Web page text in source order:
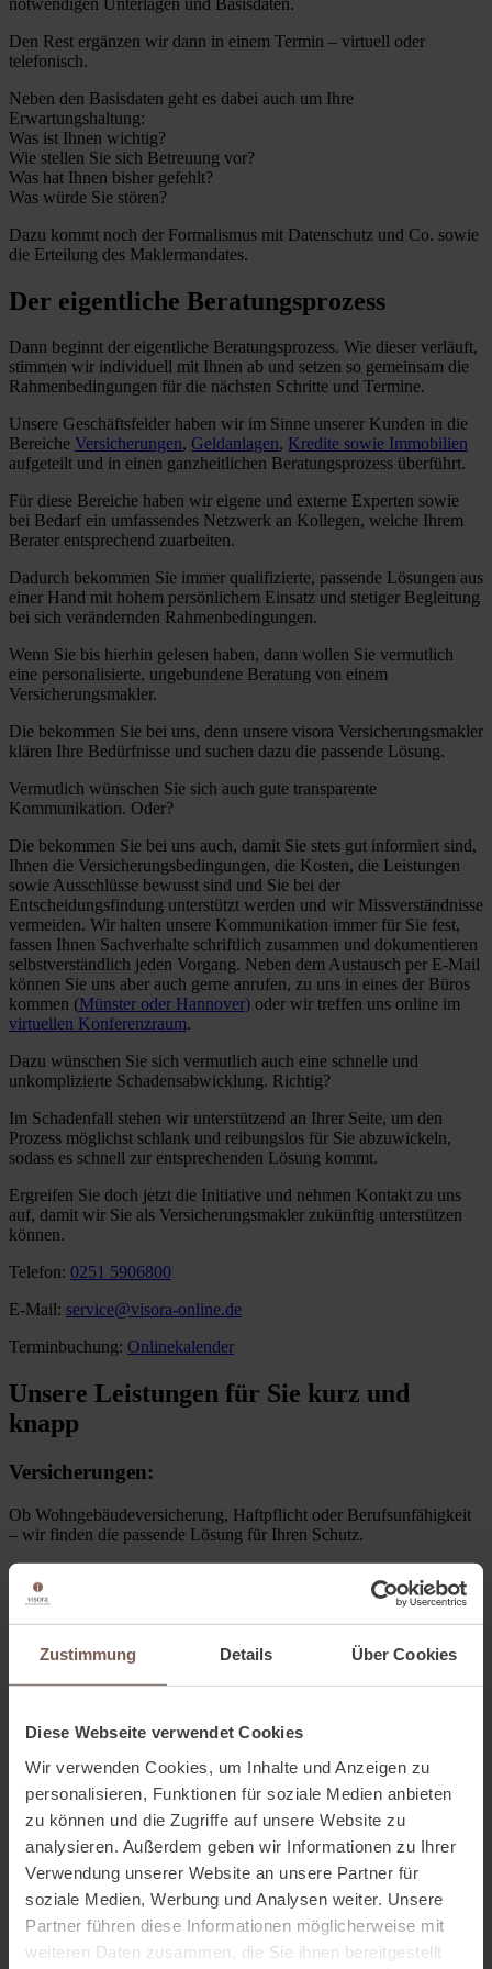
Zustimmung Details Über Cookies
Diese Webseite verwendet Cookies
Wir verwenden Cookies, um Inhalte und Anzeigen zu
personalisieren, Funktionen für soziale Medien anbieten
zu können und die Zugriffe auf unsere Website zu
analysieren. Außerdem geben wir Informationen zu Ihrer
Verwendung unserer Website an unsere Partner für
soziale Medien, Werbung und Analysen weiter. Unsere
Partner führen diese Informationen möglicherweise mit
weiteren Daten zusammen, die Sie ihnen bereitgestellt
Den Rest ergänzen wir dann in einem Termin – virtuell oder
telefonisch.
Neben den Basisdaten geht es dabei auch um Ihre
Erwartungshaltung:
Was ist Ihnen wichtig?
Wie stellen Sie sich Betreuung vor?
Was hat Ihnen bisher gefehlt?
Was würde Sie stören?
Dazu kommt noch der Formalismus mit Datenschutz und Co. sowie
die Erteilung des Maklermandates.
Der eigentliche Beratungsprozess
Dann beginnt der eigentliche Beratungsprozess. Wie dieser verläuft,
stimmen wir individuell mit Ihnen ab und setzen so gemeinsam die
Rahmenbedingungen für die nächsten Schritte und Termine.
Unsere Geschäftsfelder haben wir im Sinne unserer Kunden in die
Bereiche Versicherungen, Geldanlagen, Kredite sowie Immobilien
aufgeteilt und in einen ganzheitlichen Beratungsprozess überführt.
Für diese Bereiche haben wir eigene und externe Experten sowie
bei Bedarf ein umfassendes Netzwerk an Kollegen, welche Ihrem
Berater entsprechend zuarbeiten.
Dadurch bekommen Sie immer qualifizierte, passende Lösungen aus
einer Hand mit hohem persönlichem Einsatz und stetiger Begleitung
bei sich verändernden Rahmenbedingungen.
Wenn Sie bis hierhin gelesen haben, dann wollen Sie vermutlich
eine personalisierte, ungebundene Beratung von einem
Versicherungsmakler.
Die bekommen Sie bei uns, denn unsere visora Versicherungsmakler
klären Ihre Bedürfnisse und suchen dazu die passende Lösung.
Vermutlich wünschen Sie sich auch gute transparente
Kommunikation. Oder?
Die bekommen Sie bei uns auch, damit Sie stets gut informiert sind,
Ihnen die Versicherungsbedingungen, die Kosten, die Leistungen
sowie Ausschlüsse bewusst sind und Sie bei der
Entscheidungsfindung unterstützt werden und wir Missverständnisse
vermeiden. Wir halten unsere Kommunikation immer für Sie fest,
fassen Ihnen Sachverhalte schriftlich zusammen und dokumentieren
selbstverständlich jeden Vorgang. Neben dem Austausch per E-Mail
können Sie uns aber auch gerne anrufen, zu uns in eines der Büros
kommen (Münster oder Hannover) oder wir treffen uns online im
virtuellen Konferenzraum.
Dazu wünschen Sie sich vermutlich auch eine schnelle und
unkomplizierte Schadensabwicklung. Richtig?
Im Schadenfall stehen wir unterstützend an Ihrer Seite, um den
Prozess möglichst schlank und reibungslos für Sie abzuwickeln,
sodass es schnell zur entsprechenden Lösung kommt.
Ergreifen Sie doch jetzt die Initiative und nehmen Kontakt zu uns
auf, damit wir Sie als Versicherungsmakler zukünftig unterstützen
können.
Telefon: 0251 5906800
E-Mail: service@visora-online.de
Terminbuchung: Onlinekalender
Unsere Leistungen für Sie kurz und
knapp
Versicherungen:
Ob Wohngebäudeversicherung, Haftpflicht oder Berufsunfähigkeit
– wir finden die passende Lösung für Ihren Schutz.
Finanzberatung:
Immobilien und Kredite:
ungebundene, freie Beratung und Begleitung bei
Immobilienfinanzierungen und Kreditlösungen.
Warum visora Ihre beste Wahl ist?
Verschaffen Sie sich gern einen Überblick.
Sie wollen noch mehr wissen?
Dann sind hier noch neun kurze Gründe, welchen Nutzen Sie durch
einen Versicherungsmakler haben. Darüber hinaus sehen Sie sich